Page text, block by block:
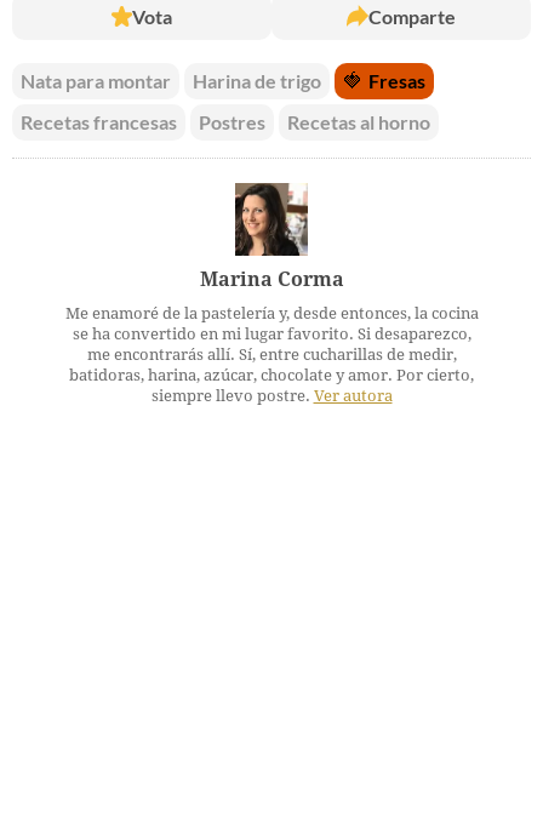
Vota Comparte
Nata para montar Harina de trigo 🍓 Fresas
Recetas francesas
Postres Recetas al horno
Marina Corma
Me enamoré de la pastelería y, desde entonces, la cocina
se ha convertido en mi lugar favorito. Si desaparezco,
me encontrarás allí. Sí, entre cucharillas de medir,
batidoras, harina, azúcar, chocolate y amor. Por cierto,
siempre llevo postre. Ver autora